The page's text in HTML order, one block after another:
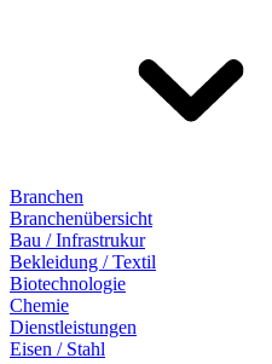
Branchen
Branchenübersicht
Bau / Infrastrukur
Bekleidung / Textil
Biotechnologie
Chemie
Dienstleistungen
Eisen / Stahl